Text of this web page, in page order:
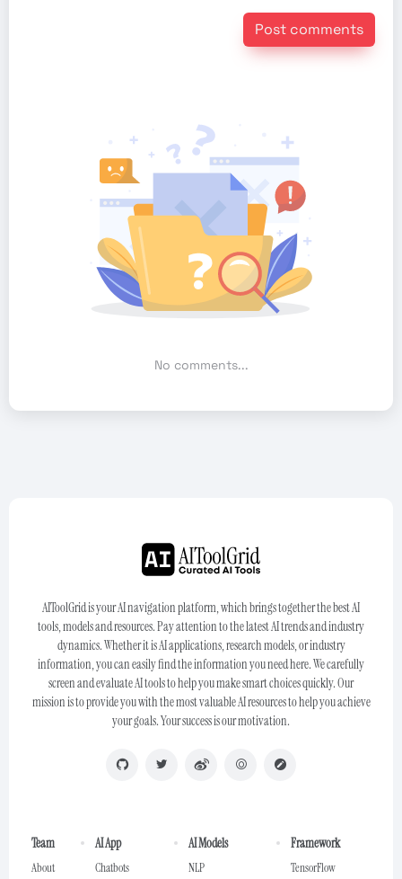
Post comments
No comments...
AIToolGrid is your AI navigation platform, which brings together the best AI
tools, models and resources. Pay attention to the latest AI trends and industry
dynamics. Whether it is AI applications, research models, or industry
information, you can easily find the information you need here. We carefully
screen and evaluate AI tools to help you make smart choices quickly. Our
mission is to provide you with the most valuable AI resources to help you achieve
your goals. Your success is our motivation.
Team
About
AI App
Chatbots
AI Models
NLP
Framework
TensorFlow